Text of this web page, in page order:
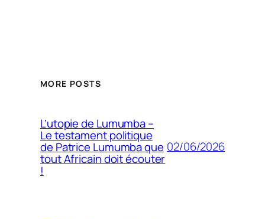
MORE POSTS
L’utopie de Lumumba –
Le testament politique
de Patrice Lumumba que
tout Africain doit écouter
!
02/06/2026